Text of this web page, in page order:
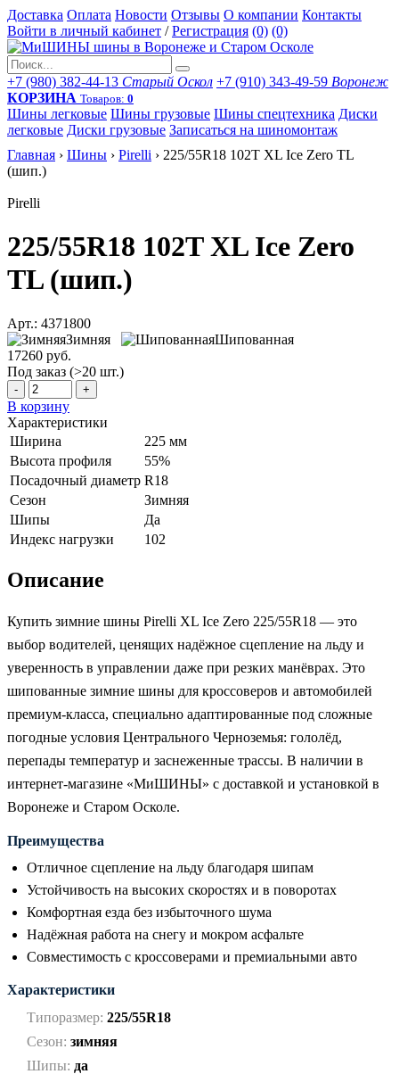
Доставка Оплата Новости Отзывы О компании Контакты
Войти в личный кабинет / Регистрация (0) (0)
+7 (980) 382-44-13 Старый Оскол +7 (910) 343-49-59 Воронеж
КОРЗИНА Товаров: 0
Шины легковые Шины грузовые Шины спецтехника Диски
легковые Диски грузовые Записаться на шиномонтаж
Главная › Шины › Pirelli › 225/55R18 102T XL Ice Zero TL
(шип.)
Pirelli
225/55R18 102T XL Ice Zero
TL (шип.)
Арт.: 4371800
Зимняя
Шипованная
17260 руб.
Под заказ (>20 шт.)
- +
В корзину
Характеристики
Ширина
225 мм
Высота профиля
55%
Посадочный диаметр R18
Сезон
Зимняя
Шипы
Да
Индекс нагрузки
102
Описание
Купить зимние шины Pirelli XL Ice Zero 225/55R18 — это
выбор водителей, ценящих надёжное сцепление на льду и
уверенность в управлении даже при резких манёврах. Это
шипованные зимние шины для кроссоверов и автомобилей
премиум-класса, специально адаптированные под сложные
погодные условия Центрального Черноземья: гололёд,
перепады температур и заснеженные трассы. В наличии в
интернет-магазине «МиШИНЫ» с доставкой и установкой в
Воронеже и Старом Осколе.
Преимущества
Отличное сцепление на льду благодаря шипам
Устойчивость на высоких скоростях и в поворотах
Комфортная езда без избыточного шума
Надёжная работа на снегу и мокром асфальте
Совместимость с кроссоверами и премиальными авто
Характеристики
Типоразмер: 225/55R18
Сезон: зимняя
Шипы: да